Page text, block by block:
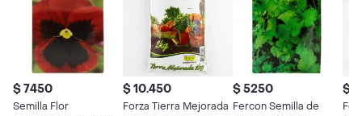
$ 7450
Semilla Flor
$ 10.450
Forza Tierra Mejorada
$ 5250
Fercon Semilla de
$